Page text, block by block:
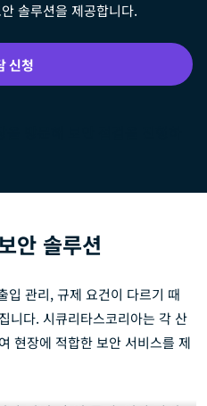
솔루션을 제공합니다.
신청
안 솔루션
입 관리, 규제 요건이 다르기 때
니다. 시큐리타스코리아는 각 산
현장에 적합한 보안 서비스를 제